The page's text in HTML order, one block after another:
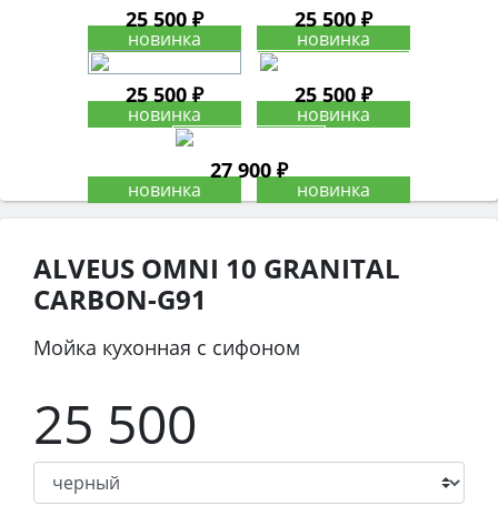
25 500 ₽ 25 500 ₽
25 500 ₽ 25 500 ₽
27 900 ₽
ALVEUS OMNI 10 GRANITAL
CARBON-G91
Мойка кухонная с сифоном
25 500